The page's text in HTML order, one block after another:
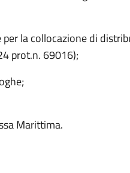
la collocazione di
prot.n. 69016);
Marittima.